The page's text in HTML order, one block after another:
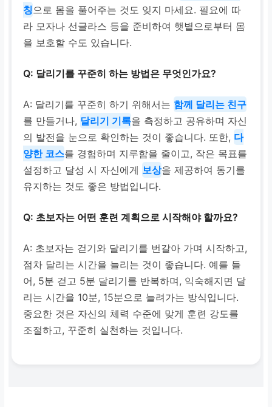
칭으로 몸을 풀어주는 것도 잊지 마세요. 필요에 따
라 모자나 선글라스 등을 준비하여 햇볕으로부터 몸
을 보호할 수도 있습니다.
Q: 달리기를 꾸준히 하는 방법은 무엇인가요?
A: 달리기를 꾸준히 하기 위해서는 함께 달리는 친구
를 만들거나, 달리기 기록을 측정하고 공유하며 자신
의 발전을 눈으로 확인하는 것이 좋습니다. 또한, 다
양한 코스를 경험하며 지루함을 줄이고, 작은 목표를
설정하고 달성 시 자신에게 보상을 제공하여 동기를
유지하는 것도 좋은 방법입니다.
Q: 초보자는 어떤 훈련 계획으로 시작해야 할까요?
A: 초보자는 걷기와 달리기를 번갈아 가며 시작하고,
점차 달리는 시간을 늘리는 것이 좋습니다. 예를 들
어, 5분 걷고 5분 달리기를 반복하며, 익숙해지면 달
리는 시간을 10분, 15분으로 늘려가는 방식입니다.
중요한 것은 자신의 체력 수준에 맞게 훈련 강도를
조절하고, 꾸준히 실천하는 것입니다.